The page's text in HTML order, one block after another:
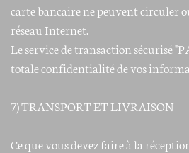
carte bancaire ne peuvent circuler
réseau Internet.
Le service de transaction sécurisé
totale confidentialité de vos
7) TRANSPORT ET LIVRAISON
Ce que vous devez faire à la